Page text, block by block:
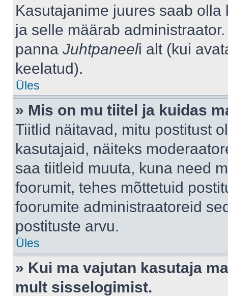
Kasutajanime juures saab
ja selle määrab
panna Juhtpaneeli alt (kui
keelatud).
Üles
» Mis on mu tiitel ja kuidas
Tiitlid näitavad, mitu postitust
kasutajaid, näiteks
saa tiitleid muuta, kuna need
foorumit, tehes mõttetuid
foorumite administraatoreid
postituste arvu.
Üles
» Kui ma vajutan kasutaja
mult sisselogimist.